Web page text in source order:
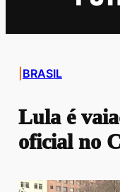
BRASIL
Lula é
oficial no